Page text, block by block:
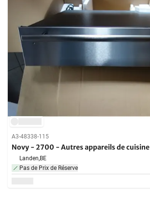
A3-48338-115
Novy - 2700 - Autres appareils de cuisine
Landen,BE
Pas de Prix de Réserve